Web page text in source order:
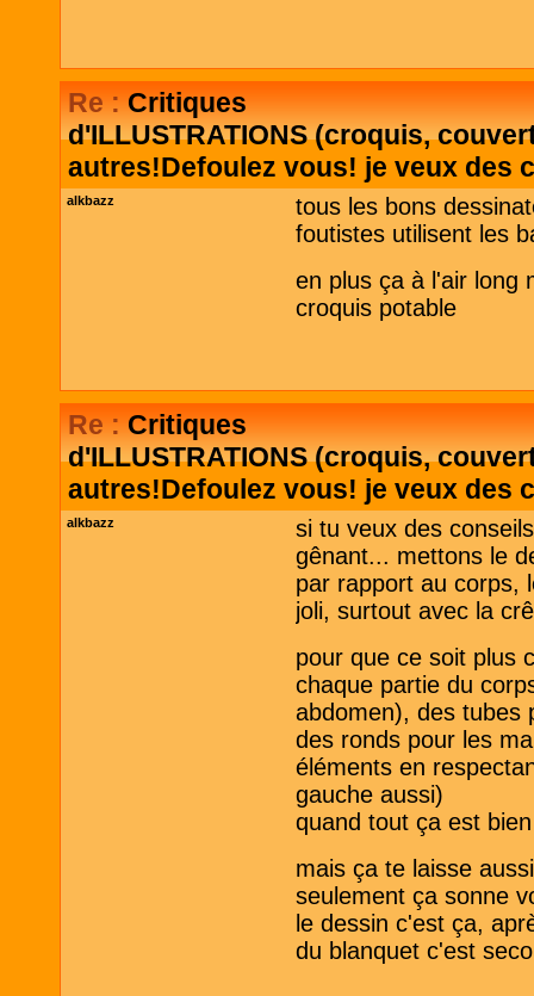
Re :Critiques
d'ILLUSTRATIONS (croquis,
autres!Defoulez vous! je veux des
alkbazz
tous les bons
foutistes utilisent les
en plus ça à l'air long
croquis potable
Re :Critiques
d'ILLUSTRATIONS (croquis,
autres!Defoulez vous! je veux des
alkbazz
si tu veux des
gênant... mettons le
par rapport au corps,
joli, surtout avec la
pour que ce soit plus
chaque partie du
abdomen), des tubes
des ronds pour les
éléments en
gauche aussi)
quand tout ça est
mais ça te laisse
seulement ça sonne
le dessin c'est ça,
du blanquet c'est